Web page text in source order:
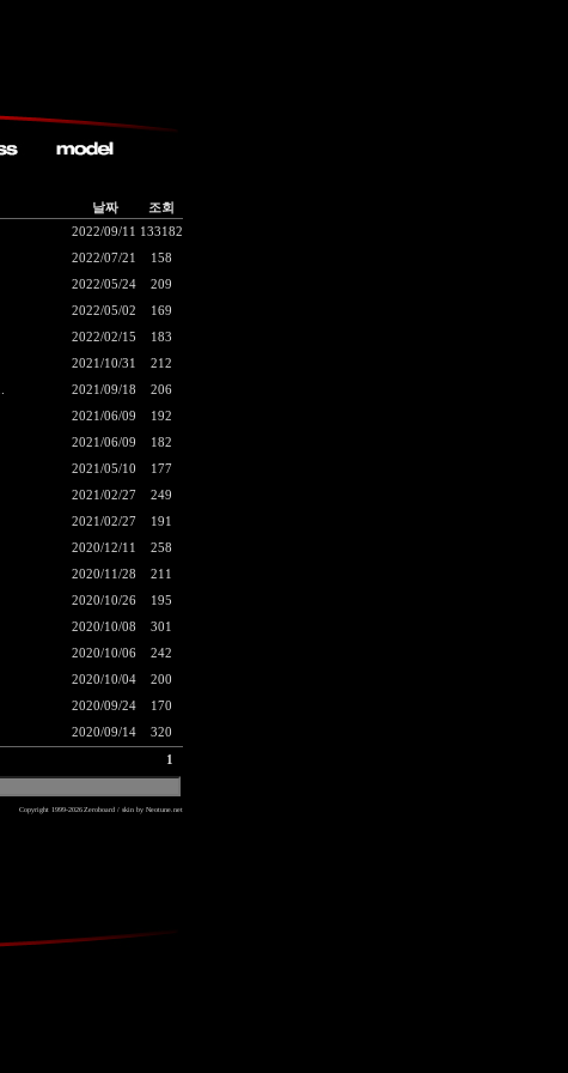
날짜
조회
2022/09/11
133182
2022/07/21
158
2022/05/24
209
2022/05/02
169
2022/02/15
183
2021/10/31
212
2021/09/18
206
2021/06/09
192
2021/06/09
182
2021/05/10
177
2021/02/27
249
2021/02/27
191
2020/12/11
258
2020/11/28
211
2020/10/26
195
2020/10/08
301
2020/10/06
242
2020/10/04
200
2020/09/24
170
2020/09/14 320
1
Copyright 1999-2026Zeroboard / skin by Neotune.net